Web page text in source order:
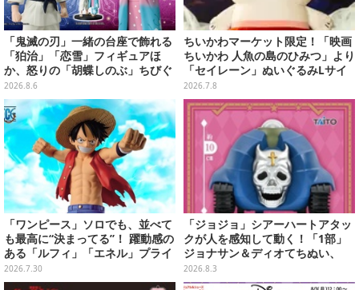
「鬼滅の刃」一緒の台座で飾れる
「狛治」「恋雪」フィギュアほ
か、怒りの「胡蝶しのぶ」ちびぐ
るみなどプライズが順次展開！
2026.8.6
ちいかわマーケット限定！「映画
ちいかわ 人魚の島のひみつ」より
「セイレーン」ぬいぐるみLサイ
ズが7月24日より予約開始
2026.7.8
「ワンピース」ソロでも、並べて
も最高に“決まってる”！ 躍動感の
ある「ルフィ」「エネル」プライ
ズフィギュアが8月25日展開
2026.7.30
「ジョジョ」シアーハートアタッ
クが人を感知して動く！「1部」
ジョナサン＆ディオてちぬい、
「3部」イギー＆クリームのなり
きり帽子が8月プライズ展開
2026.8.3